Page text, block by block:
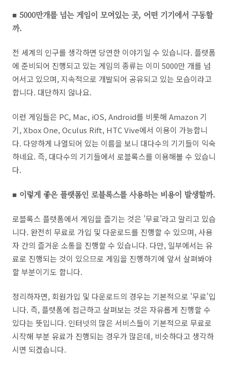
■ 5000만개를 넘는 게임이 모여있는 곳, 어떤 기기에서 구동할
까.
전 세계의 인구를 생각하면 당연한 이야기일 수 있습니다. 플랫폼
에 준비되어 진행되고 있는 게임의 종류는 이미 5000만 개를 넘
어서고 있으며, 지속적으로 개발되어 공유되고 있는 모습이라고
합니다. 대단하지 않나요.
이런 게임들은 PC, Mac, iOS, Android를 비롯해 Amazon 기
기, Xbox One, Oculus Rift, HTC Vive에서 이용이 가능합니
다. 다양하게 나열되어 있는 이름을 보니 대다수의 기기들이 익숙
하네요. 즉, 대다수의 기기들에서 로블록스를 이용해볼 수 있습니
다.
■ 이렇게 좋은 플랫폼인 로블록스를 사용하는 비용이 발생할까.
로블록스 플랫폼에서 게임을 즐기는 것은 '무료'라고 알리고 있습
니다. 완전히 무료로 가입 및 다운로드를 진행할 수 있으며, 사용
자 간의 즐거운 소통을 진행할 수 있습니다. 다만, 일부에서는 유
료로 진행되는 것이 있으므로 게임을 진행하기에 앞서 살펴봐야
할 부분이기도 합니다.
정리하자면, 회원가입 및 다운로드의 경우는 기본적으로 '무료'입
니다. 즉, 플랫폼에 접근하고 살펴보는 것은 자유롭게 진행할 수
있다는 뜻입니다. 인터넷의 많은 서비스들이 기본적으로 무료로
시작해 부분 유료가 진행되는 경우가 많은데, 비슷하다고 생각하
시면 되겠습니다.